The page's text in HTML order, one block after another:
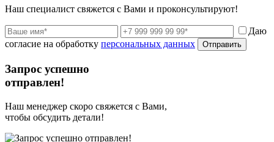
Наш специалист свяжется с Вами и проконсультируют!
Даю
согласие на обработку персональных данных Отправить
Запрос успешно
отправлен!
Наш менеджер скоро свяжется с Вами,
чтобы обсудить детали!